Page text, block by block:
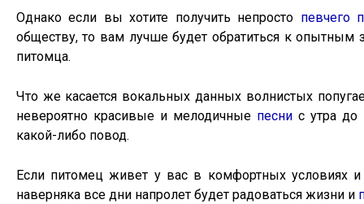
Однако если вы хотите получить непросто певчего
обществу, то вам лучше будет обратиться к опытным
питомца.
Что же касается вокальных данных волнистых
невероятно красивые и мелодичные песнис утра до
какой-либо повод.
Если питомец живет у вас в комфортных условиях
наверняка все дни напролет будет радоваться жизни и